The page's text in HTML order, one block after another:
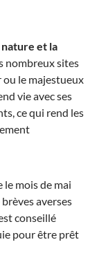
et la
nombreux sites
le majestueux
vie avec ses
ce qui rend les
le mois de mai
averses
conseillé
pour être prêt